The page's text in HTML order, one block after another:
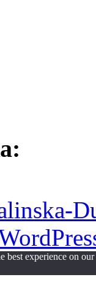
best experience on